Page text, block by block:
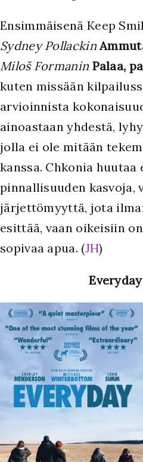
Ensimmäisenä Keep
Sydney Pollackin
Miloš Formanin Palaa,
kuten missään
arvioinnista
ainoastaan yhdestä,
jolla ei ole mitään
kanssa. Chkonia
pinnallisuuden kasvoja,
järjettömyyttä, jota
esittää, vaan oikeisiin
sopivaa apua. (JH)
Everyday